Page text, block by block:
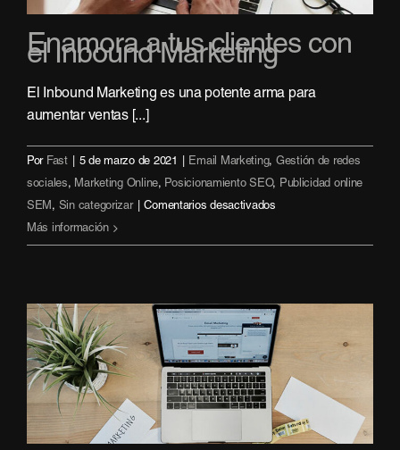
Enamora a tus clientes con
el Inbound Marketing
El Inbound Marketing es una potente arma para
aumentar ventas [...]
Por Fast 5 de marzo de 2021 Email Marketing, Gestión de redes
sociales, Marketing Online, Posicionamiento SEO, Publicidad online
SEM , Sin categorizar Comentarios desactivadosen
con
el
Inbound
Marketing
Más información